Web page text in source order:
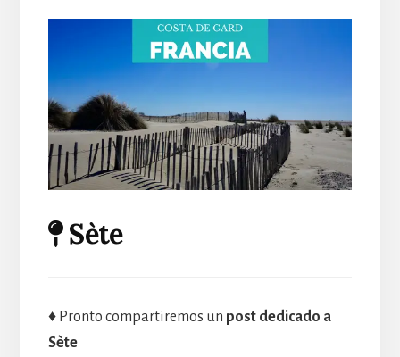
Sète
♦ Pronto compartiremos un post dedicado a
Sète